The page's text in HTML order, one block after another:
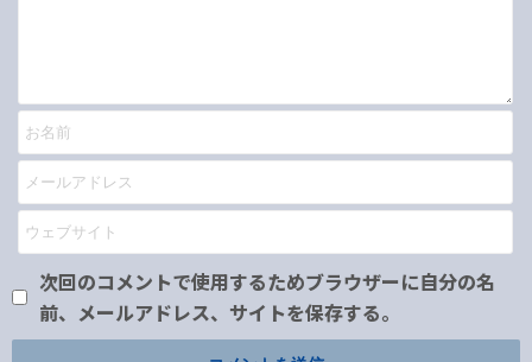
次回のコメントで使用するためブラウザーに自分の名
前、メールアドレス、サイトを保存する。